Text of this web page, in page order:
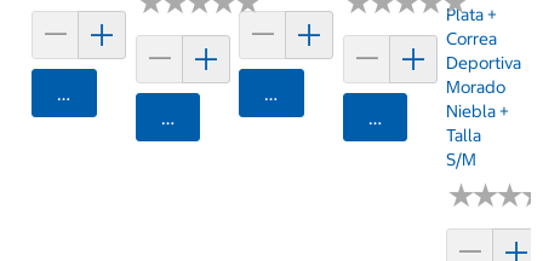
Agregar
Agregar
Agregar
Agregar
Plata +
Correa
Deportiva
Morado
Niebla +
Talla
S/M
★★★
★★★